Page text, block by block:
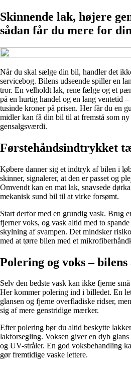
Skinnende lak, højere
sådan får du mere for
Når du skal sælge din bil, handler det
servicebog. Bilens udseende spiller en
tror. En velholdt lak, rene fælge og et
på en hurtig handel og en lang ventetid
tusinde kroner på prisen. Her får du en
midler kan få din bil til at fremstå som ny
gensalgsværdi.
Førstehåndsindtrykket
Købere danner sig et indtryk af bilen i
skinner, signalerer, at den er passet og
Omvendt kan en mat lak, snavsede
mekanisk sund bil til at virke forsømt.
Start derfor med en grundig vask. Brug
fjerner voks, og vask altid med to
skylning af svampen. Det mindsker
med at tørre bilen med et
Polering og voks –
Selv den bedste vask kan ikke fjerne
Her kommer polering ind i billedet. En
glansen og fjerne overfladiske ridser,
sig af mere genstridige mærker.
Efter polering bør du altid beskytte
lakforsegling. Voksen giver en dyb
og UV-stråler. En god voksbehandling
gør fremtidige vaske lettere.